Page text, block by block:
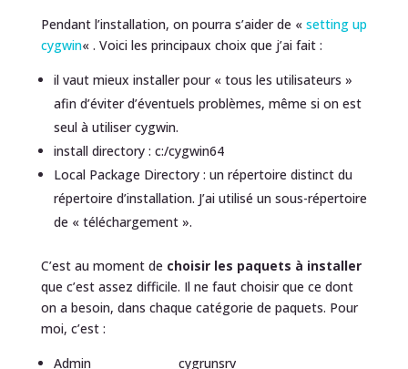
Pendant l’installation, on pourra s’aider de « setting up
cygwin« . Voici les principaux choix que j’ai fait :
il vaut mieux installer pour « tous les utilisateurs »
afin d’éviter d’éventuels problèmes, même si on est
seul à utiliser cygwin.
install directory : c:/cygwin64
Local Package Directory : un répertoire distinct du
répertoire d’installation. J’ai utilisé un sous-répertoire
de « téléchargement ».
C’est au moment de choisir les paquets à installer
que c’est assez difficile. Il ne faut choisir que ce dont
on a besoin, dans chaque catégorie de paquets. Pour
moi, c’est :
Admin cygrunsrv